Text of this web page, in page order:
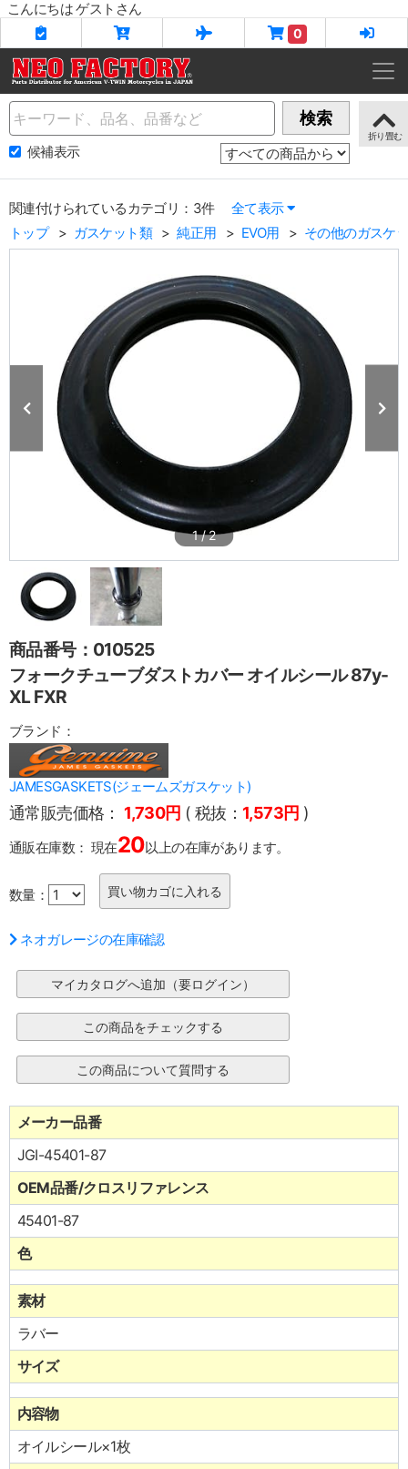
こんにちは ゲストさん
0
Name 検索
候補表示
関連付けられているカテゴリ：3件
全て表示
トップ
ガスケット類 純正用 EVO用 その他のガスケ
1/2
商品番号：010525
フォークチューブダストカバー オイルシール 87y-
XL FXR
ブランド：
JAMESGASKETS(ジェームズガスケット)
通常販売価格： 1,730円 ( 税抜： 1,573円 )
通販在庫数： 現在20以上の在庫があります。
数量：
ネオガレージの在庫確認
メーカー品番
JGI-45401-87
OEM品番/クロスリファレンス
45401-87
色
素材
ラバー
サイズ
内容物
オイルシール×1枚